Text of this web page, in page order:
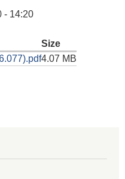
- 14:20
Size
4.07 MB